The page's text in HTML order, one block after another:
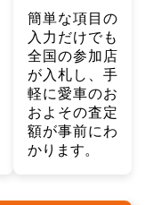
簡単な項目の
入力だけでも
全国の参加店
が入札し、手
軽に愛車のお
およその査定
額が事前にわ
かります。